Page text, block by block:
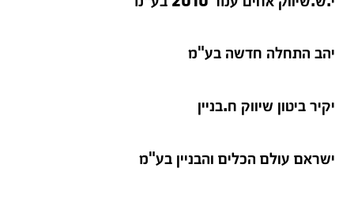
יהב התחלה חדשה בע"מ
יקיר ביטון שיווק ח.בניין
ישראם עולם הכלים והבניין בע"מ